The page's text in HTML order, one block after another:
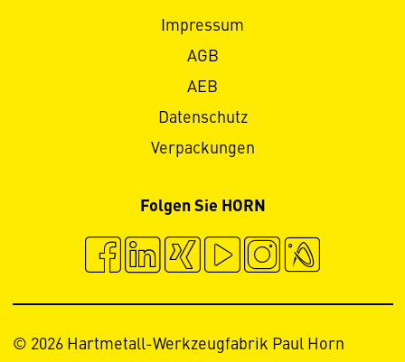
Impressum
AGB
AEB
Datenschutz
Verpackungen
Folgen Sie HORN
© 2026 Hartmetall-Werkzeugfabrik Paul Horn